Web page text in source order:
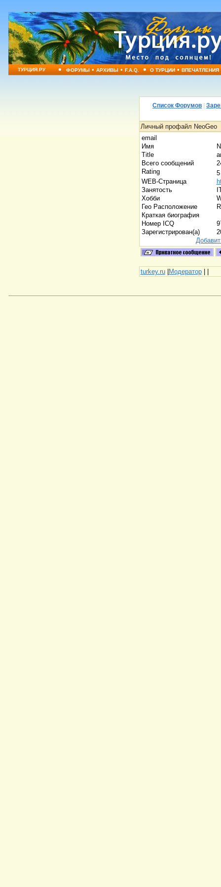
ТУРЦИЯ.РУ • ФОРУМЫ•АРХИВЫ•F.A.Q. • О ТУРЦИИ•ВПЕЧАТЛЕНИЯ
Список Форумов
Личный профайл NeoGeo
email
Имя
Title
Всего сообщений
Rating
WEB-Страница
Занятость
Хобби
Гео Расположение
Краткая биография
Номер ICQ
Зарегистрирован(а)
turkey.ru|Модератор| |